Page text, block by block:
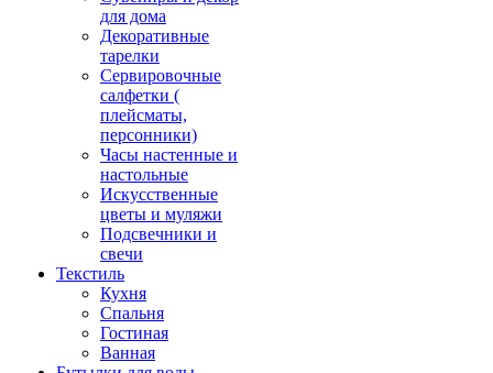
для дома
Декоративные
тарелки
Сервировочные
салфетки (
плейсматы,
персонники)
Часы настенные и
настольные
Искусственные
цветы и муляжи
Подсвечники и
свечи
Текстиль
Кухня
Спальня
Гостиная
Ванная